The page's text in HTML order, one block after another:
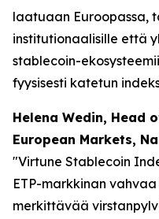
laatuaan Euroopassa,
institutionaalisille että
stablecoin-
fyysisesti katetun
Helena Wedin, Head
European Markets,
"Virtune Stablecoin
ETP-markkinan
merkittävää